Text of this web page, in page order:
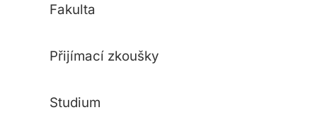
Fakulta
Přijímací zkoušky
Studium